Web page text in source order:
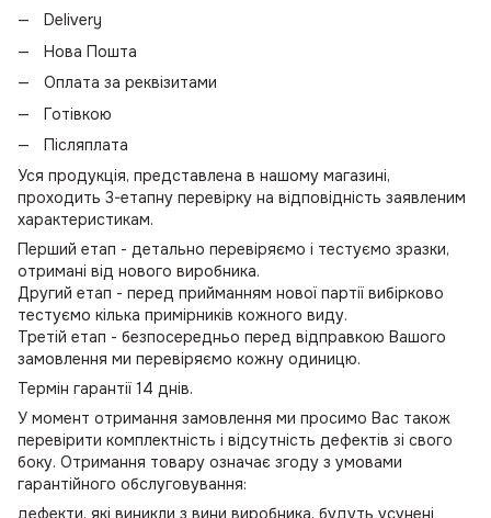
Delivery
Нова Пошта
Оплата за реквізитами
Готівкою
Післяплата
Уся продукція, представлена в нашому магазині,
проходить 3-етапну перевірку на відповідність заявленим
характеристикам.
Перший етап - детально перевіряємо і тестуємо зразки,
отримані від нового виробника.
Другий етап - перед прийманням нової партії вибірково
тестуємо кілька примірників кожного виду.
Третій етап - безпосередньо перед відправкою Вашого
замовлення ми перевіряємо кожну одиницю.
Термін гарантії 14 днів.
У момент отримання замовлення ми просимо Вас також
перевірити комплектність і відсутність дефектів зі свого
боку. Отримання товару означає згоду з умовами
гарантійного обслуговування:
дефекти, які виникли з вини виробника, будуть усунені